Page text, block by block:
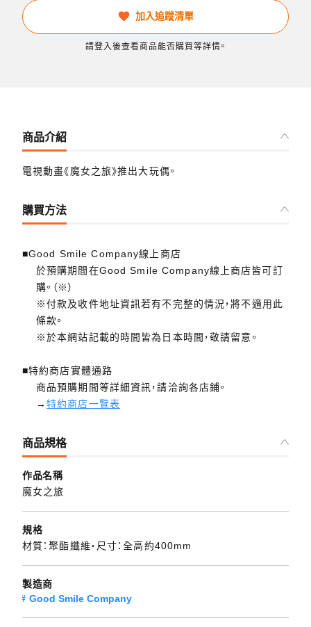
加入追蹤清單
請登入後查看商品能否購買等詳情。
商品介紹
電視動畫《魔女之旅》推出大玩偶。
購買方法
■Good Smile Company線上商店
於預購期間在Good Smile Company線上商店皆可訂
購。（※）
※付款及收件地址資訊若有不完整的情況，將不適用此
條款。
※於本網站記載的時間皆為日本時間，敬請留意。
■特約商店實體通路
商品預購期間等詳細資訊，請洽詢各店鋪。
→特約商店一覽表
商品規格
作品名稱
魔女之旅
規格
材質：聚酯纖維・尺寸：全高約400mm
製造商
Good Smile Company